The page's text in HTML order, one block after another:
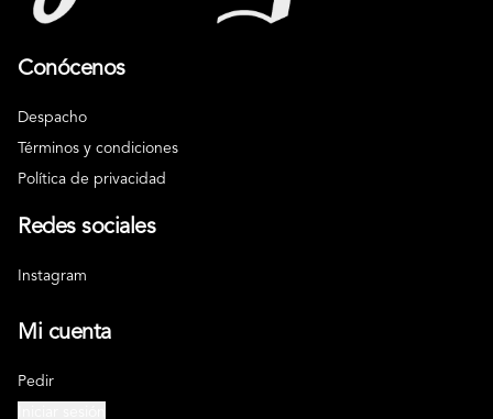
Conócenos
Despacho
Términos y condiciones
Política de privacidad
Redes sociales
Instagram
Mi cuenta
Pedir